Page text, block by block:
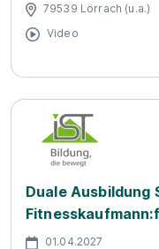
79539 Lörrach (u.a.)
Video
Duale Ausbildung
01.04.2027